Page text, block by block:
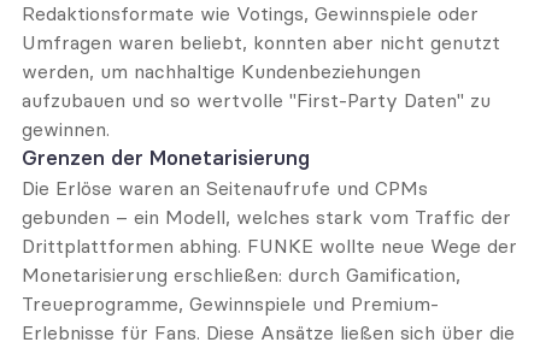
Redaktionsformate wie Votings, Gewinnspiele oder
Umfragen waren beliebt, konnten aber nicht genutzt
werden, um nachhaltige Kundenbeziehungen
aufzubauen und so wertvolle "First-Party Daten" zu
gewinnen.
Grenzen der Monetarisierung
Die Erlöse waren an Seitenaufrufe und CPMs
gebunden – ein Modell, welches stark vom Traffic der
Drittplattformen abhing. FUNKE wollte neue Wege der
Monetarisierung erschließen: durch Gamification,
Treueprogramme, Gewinnspiele und Premium-
Erlebnisse für Fans. Diese Ansätze ließen sich über die